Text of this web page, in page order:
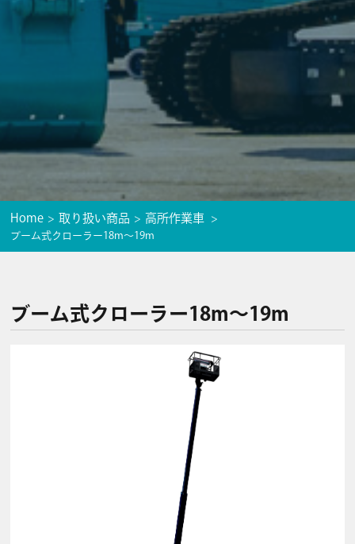
Home 取り扱い商品 高所作業車
ブーム式クローラー18m～19m
ブーム式クローラー18m～19m